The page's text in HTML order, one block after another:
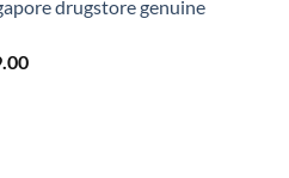
S$79.00.drugstore genuine
Price